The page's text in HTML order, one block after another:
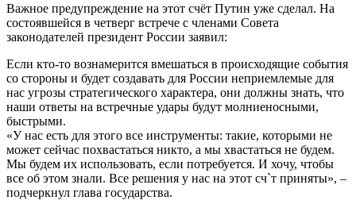
Важное предупреждение на этот счёт Путин уже сделал. На
состоявшейся в четверг встрече с членами Совета
законодателей президент России заявил:
Если кто-то вознамерится вмешаться в происходящие события
со стороны и будет создавать для России неприемлемые для
нас угрозы стратегического характера, они должны знать, что
наши ответы на встречные удары будут молниеносными,
быстрыми.
«У нас есть для этого все инструменты: такие, которыми не
может сейчас похвастаться никто, а мы хвастаться не будем.
Мы будем их использовать, если потребуется. И хочу, чтобы
все об этом знали. Все решения у нас на этот сч`т приняты», –
подчеркнул глава государства.